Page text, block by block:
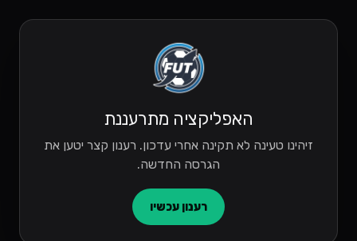
האפליקציה מתרעננת
זיהינו טעינה לא תקינה אחרי עדכון. רענון קצר יטען את
הגרסה החדשה.
רענון עכשיו